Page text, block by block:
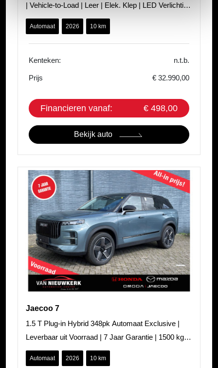
| Vehicle-to-Load | Leer | Elek. Klep | LED Verlichting
| Sfeerverlichting | Parkeer
Automaat 2026 10 km
Kenteken: n.t.b.
Prijs € 32.990,00
Financieren vanaf: € 498,00
Bekijk auto
Jaecoo 7
1.5 T Plug-in Hybrid 348pk Automaat Exclusive |
Leverbaar uit Voorraad | 7 Jaar Garantie | 1500 kg
Trekgewicht | Panoramadak | S
Automaat 2026 10 km